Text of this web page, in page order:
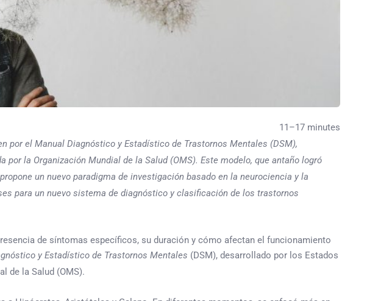
11–17 minutes
el Manual Diagnóstico y Estadístico de Trastornos Mentales (DSM),
la Organización Mundial de la Salud (OMS). Este modelo, que antaño logró
un nuevo paradigma de investigación basado en la neurociencia y la
para un nuevo sistema de diagnóstico y clasificación de los trastornos
de síntomas específicos, su duración y cómo afectan el funcionamiento
y Estadístico de Trastornos Mentales (DSM), desarrollado por los Estados
de la Salud (OMS).